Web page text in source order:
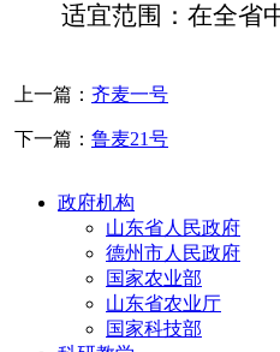
适宜范围：在全省
上一篇： 齐麦一号
下一篇： 鲁麦21号
政府机构
山东省人民政府
德州市人民政府
国家农业部
山东省农业厅
国家科技部